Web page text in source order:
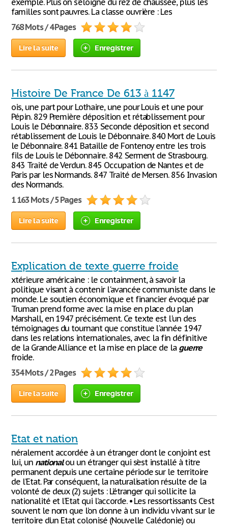
exemple. Plus on s'éloigne du rez de chaussée, plus les
familles sont pauvres. La classe ouvrière : Les
768 Mots / 4 Pages
Lire la suite Enregistrer
Histoire De France De 613 à 1147
ois, une part pour Lothaire, une pour Louis et une pour
Pépin. 829 Première déposition et rétablissement pour
Louis le Débonnaire. 833 Seconde déposition et second
rétablissement de Louis le Débonnaire. 840 Mort de Louis
le Débonnaire. 841 Bataille de Fontenoy entre les trois
fils de Louis le Débonnaire. 842 Serment de Strasbourg.
843 Traité de Verdun. 845 Occupation de Nantes et de
Paris par les Normands. 847 Traité de Mersen. 856 Invasion
des Normands.
1 163 Mots / 5 Pages
Lire la suite Enregistrer
Explication de texte guerre froide
xtérieure américaine : le containment, à savoir la
politique visant à contenir l'avancée communiste dans le
monde. Le soutien économique et financier évoqué par
Truman prend forme avec la mise en place du plan
Marshall, en 1947 précisément. Ce texte est l'un des
témoignages du tournant que constitue l'année 1947
dans les relations internationales, avec la fin définitive
de la Grande Alliance et la mise en place de la guerre
froide.
354 Mots / 2 Pages
Lire la suite Enregistrer
Etat et nation
néralement accordée à un étranger dont le conjoint est
lui, un nationalou un étranger qui s’est installé à titre
permanent depuis une certaine période sur le territoire
de l’Etat. Par conséquent, la naturalisation résulte de la
volonté de deux (2) sujets : L’étranger qui sollicite la
nationalité et l’Etat qui l’accorde. • Les ressortissants C’est
souvent le nom que l’on donne à un individu vivant sur le
territoire d’un Etat colonisé (Nouvelle Calédonie) ou